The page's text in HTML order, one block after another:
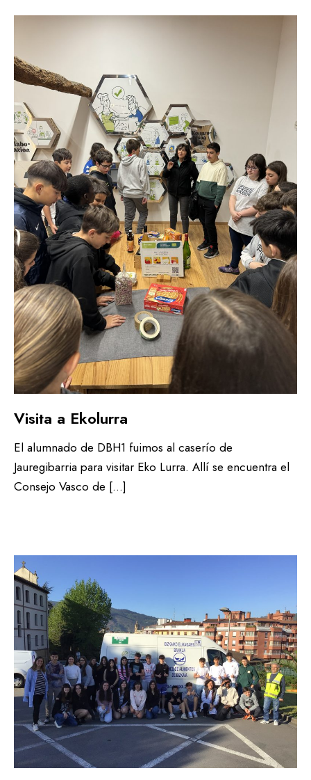
Visita a Ekolurra
El alumnado de DBH1 fuimos al caserío de
Jauregibarria para visitar Eko Lurra. Allí se encuentra el
Consejo Vasco de […]